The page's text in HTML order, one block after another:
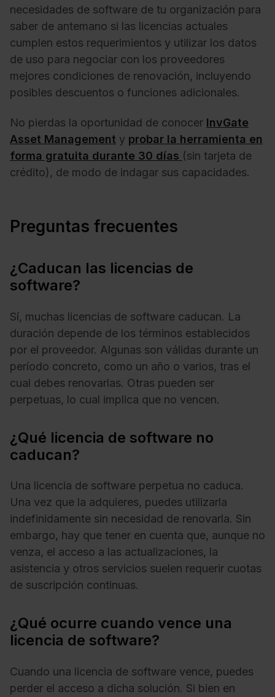
necesidades de software de tu organización para
saber de antemano si las licencias actuales
cumplen estos requerimientos y utilizar los datos
de uso para negociar con los proveedores
mejores condiciones de renovación, incluyendo
posibles descuentos o funciones adicionales.
No pierdas la oportunidad de conocer InvGate
Asset Management y probar la herramienta en
forma gratuita durante 30 días (sin tarjeta de
crédito), de modo de indagar sus capacidades.
Preguntas frecuentes
¿Caducan las licencias de
software?
Sí, muchas licencias de software caducan. La
duración depende de los términos establecidos
por el proveedor. Algunas son válidas durante un
período concreto, como un año o varios, tras el
cual debes renovarlas. Otras pueden ser
perpetuas, lo cual implica que no vencen.
¿Qué licencia de software no
caducan?
Una licencia de software perpetua no caduca.
Una vez que la adquieres, puedes utilizarla
indefinidamente sin necesidad de renovarla. Sin
embargo, hay que tener en cuenta que, aunque no
venza, el acceso a las actualizaciones, la
asistencia y otros servicios suelen requerir cuotas
de suscripción continuas.
¿Qué ocurre cuando vence una
licencia de software?
Cuando una licencia de software vence, puedes
perder el acceso a dicha solución. Si bien en